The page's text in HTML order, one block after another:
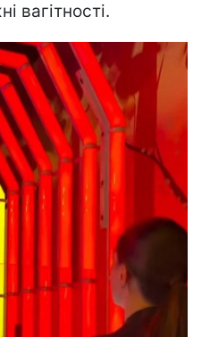
вагітності.